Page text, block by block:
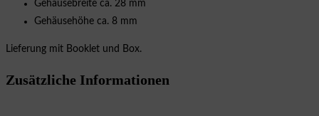
Gehäusebreite ca. 28 mm
Gehäusehöhe ca. 8 mm
Lieferung mit Booklet und Box.
Zusätzliche Informationen